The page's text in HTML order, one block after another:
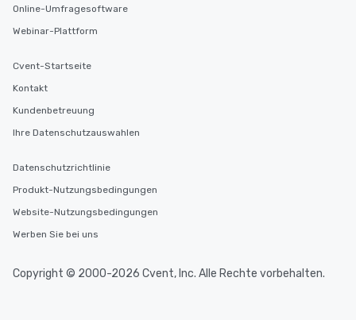
Online-Umfragesoftware
Webinar-Plattform
Cvent-Startseite
Kontakt
Kundenbetreuung
Ihre Datenschutzauswahlen
Datenschutzrichtlinie
Produkt-Nutzungsbedingungen
Website-Nutzungsbedingungen
Werben Sie bei uns
Copyright © 2000-2026 Cvent, Inc. Alle Rechte vorbehalten.